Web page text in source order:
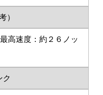
）
最高速度：約２６ノッ
ク